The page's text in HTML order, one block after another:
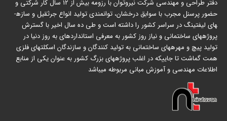
دفتر طراحی و مهندسی شرکت نیروتوان با رزومه بیش از 12 سال کار شرکتی و
حضور پرسنل مجرب با سوابق درخشان، توانمندی تولید انواع جرثقیل و سازه­
های لیفتینگ در سراسر کشور را داشته است و طی ده سال اخیر با گسترش
پروژه­های ساختمانی و نیاز روز کشور به معرفی استانداردهای به روز دنیا در
تولید پیچ و مهره­های ساختمانی به تولید کنندگان و سازندگان اسکلت­های فلزی
همت گماشت تا جاییکه در اغلب پروژه­های بزرگ کشور به عنوان یکی از منابع
اطلاعات مهندسی و آموزش مبانی مربوطه می­باشد